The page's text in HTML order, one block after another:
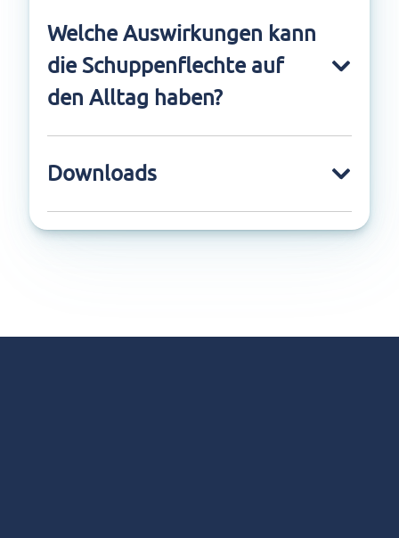
Welche Auswirkungen kann
die Schuppenflechte auf
den Alltag haben?
Downloads